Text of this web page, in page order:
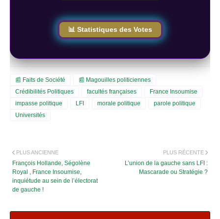
📊 Statistiques des Votes
📰 Faits de Société
📰 Magouilles politiciennes
Crédibilités Politiques
facultés françaises
France Insoumise
impasse politique
LFI morale politique
parole politique
Universités
PLUS RÉCENTE
L’union de la gauche sans LFI :
Mascarade ou Stratégie ?
PLUS ANCIENNE
François Hollande, Ségolène
Royal , France Insoumise,
inquiétude au sein de l’électorat
de gauche !